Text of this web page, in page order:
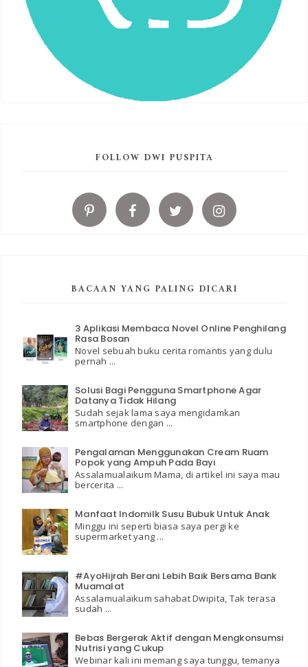
FOLLOW DWI PUSPITA
BACAAN YANG PALING DICARI
3 Aplikasi Membaca Novel Online Penghilang
Rasa Bosan
Novel sebuah buku cerita romantis yang dulu
pernah ...
Solusi Bagi Pengguna Smartphone Agar
Datanya Tidak Hilang
Sudah sejak lama saya mengidamkan
smartphone dengan ...
Pengalaman Menggunakan Cream Ruam
Popok yang Ampuh Pada Bayi
Assalamualaikum Mama, di artikel ini saya mau
bercerita ...
Manfaat Indomilk Susu Bubuk Untuk Anak
Minggu ini seperti biasa saya pergi ke
supermarket yang ...
#AyoHijrah Berani Lebih Baik Bersama Bank
Muamalat
Assalamualaikum sahabat Dwipita, Tak terasa
sudah ...
Bebas Bergerak Aktif dengan Mengkonsumsi
Nutrisi yang Cukup
Webinar kali ini memang saya tunggu, temanya